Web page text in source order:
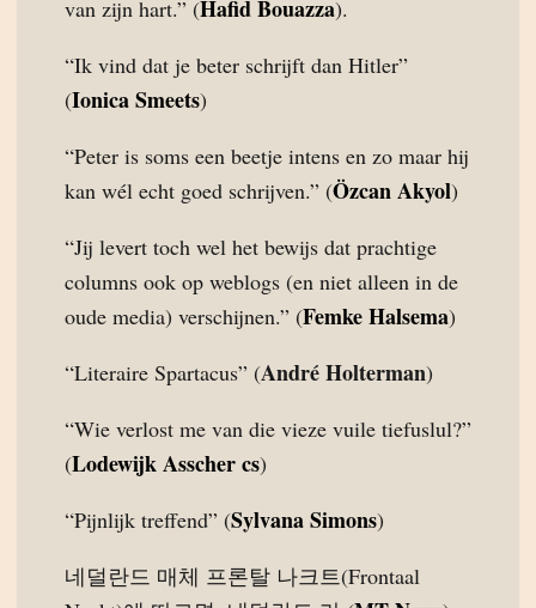
van zijn hart.” (Hafid Bouazza).
“Ik vind dat je beter schrijft dan Hitler”
(Ionica Smeets)
“Peter is soms een beetje intens en zo maar hij
kan wél echt goed schrijven.” (Özcan Akyol)
“Jij levert toch wel het bewijs dat prachtige
columns ook op weblogs (en niet alleen in de
oude media) verschijnen.” (Femke Halsema)
“Literaire Spartacus” (André Holterman)
“Wie verlost me van die vieze vuile tiefuslul?”
(Lodewijk Asscher cs)
“Pijnlijk treffend” (Sylvana Simons)
네덜란드 매체 프론탈 나크트(Frontaal